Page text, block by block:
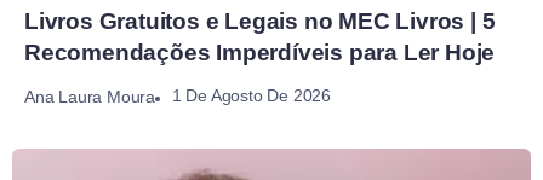
Livros Gratuitos e Legais no MEC Livros | 5
Recomendações Imperdíveis para Ler Hoje
Ana Laura Moura 1 De Agosto De 2026